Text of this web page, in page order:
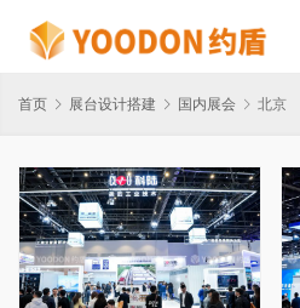
首页 展台设计搭建 国内展会 北京